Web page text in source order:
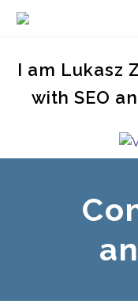
I am Lukasz
with SEO